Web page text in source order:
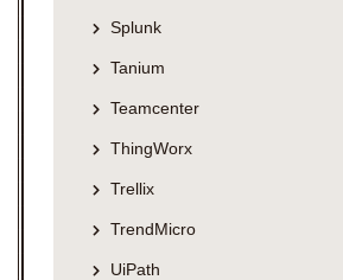
Splunk
Tanium
Teamcenter
ThingWorx
Trellix
TrendMicro
UiPath